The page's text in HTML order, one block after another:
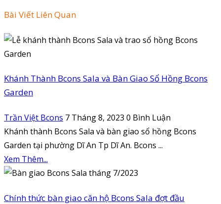
Bài Viết Liên Quan
Khánh Thành Bcons Sala và Bàn Giao Sổ Hồng Bcons
Garden
Trần Việt Bcons 7 Tháng 8, 2023 0 Bình Luận
Khánh thành Bcons Sala và bàn giao sổ hồng Bcons
Garden tại phường Dĩ An Tp Dĩ An. Bcons ...
Xem Thêm...
Chính thức bàn giao căn hộ Bcons Sala đợt đầu